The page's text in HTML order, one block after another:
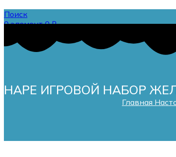
Поиск
0элемент 0₽
HAPE ИГРОВОЙ НАБОР
Главная